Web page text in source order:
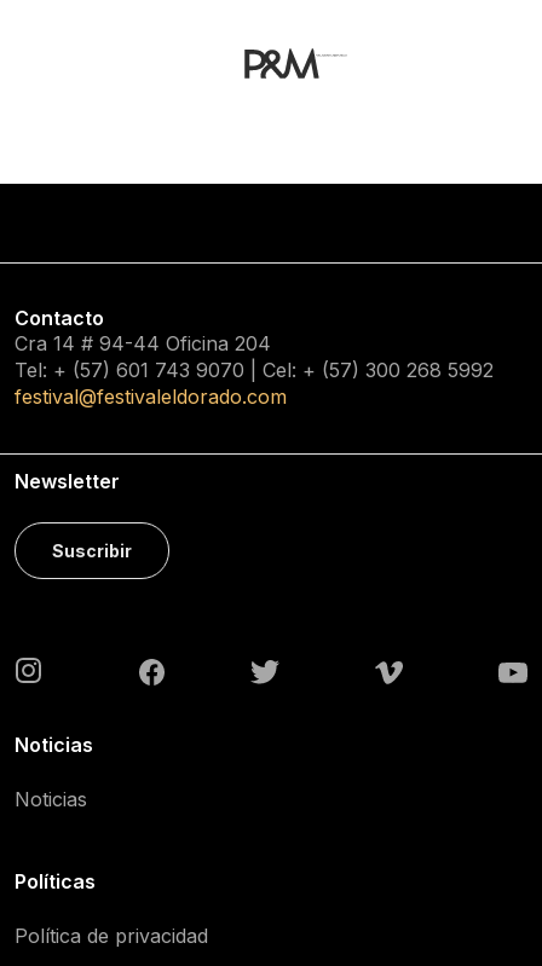
Contacto
Cra 14 # 94-44 Oficina 204
Tel: + (57) 601 743 9070 | Cel: + (57) 300 268 5992
festival@festivaleldorado.com
Newsletter
Suscribir
Noticias
Noticias
Políticas
Política de privacidad